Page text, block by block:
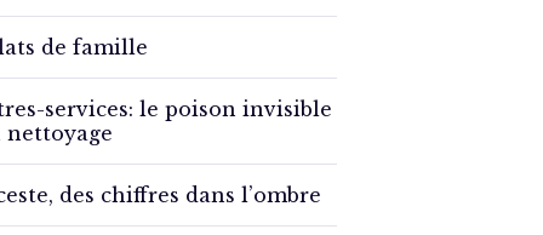
de famille
services: le poison invisible
nettoyage
des chiffres dans l’ombre